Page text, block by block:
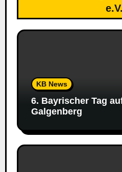
e.V.
KB News
6. Bayrischer Tag
Galgenberg